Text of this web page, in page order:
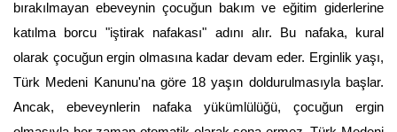
bırakılmayan ebeveynin çocuğun bakım ve eğitim giderlerine
katılma borcu "iştirak nafakası" adını alır. Bu nafaka, kural
olarak çocuğun ergin olmasına kadar devam eder. Erginlik yaşı,
Türk Medeni Kanunu'na göre 18 yaşın doldurulmasıyla başlar.
Ancak, ebeveynlerin nafaka yükümlülüğü, çocuğun ergin